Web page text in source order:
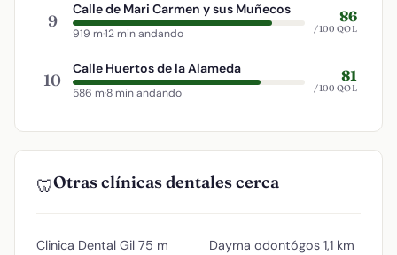
9
Calle de Mari Carmen y sus Muñecos
919 m·12 min andando
86
/100 QOL
10
Calle Huertos de la Alameda
586 m·8 min andando
81
/100 QOL
🦷Otras clínicas dentales cerca
Clinica Dental Gil 75 m Dayma odontógos 1,1 km